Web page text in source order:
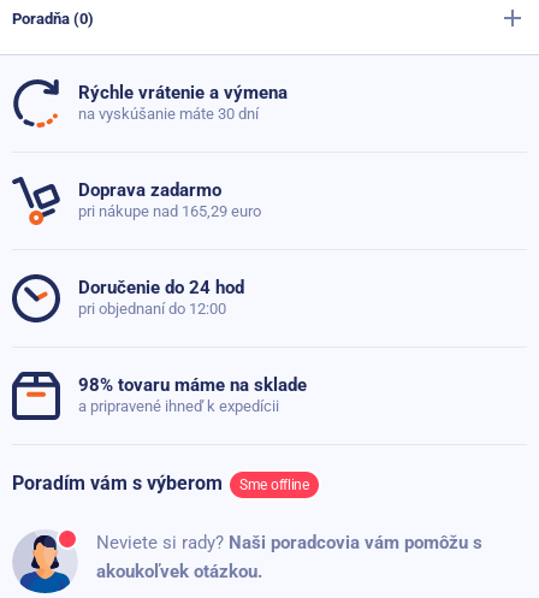
Dĺžka
Šírka
Materiál madel
Posilňovač brušných svalov Sportago Ab Pro Twister
88,80 €
90%
kteří si produkt zakoupili
4
3
1
Pridané: 17.06.2025
Poradňa (0)
Doteraz neboli pridané žiadne otázky. Pýtajte sa nás,
Položiť dotaz
Rýchle vrátenie a výmena
na vyskúšanie máte 30 dní
Doprava zadarmo
pri nákupe nad 165,29 euro
Doručenie do 24 hod
pri objednaní do 12:00
98% tovaru máme na sklade
a pripravené ihneď k expedícii
Poradím vám s výberom Sme offline
Neviete si rady? Naši poradcovia vám pomôžu s
akoukoľvek otázkou.